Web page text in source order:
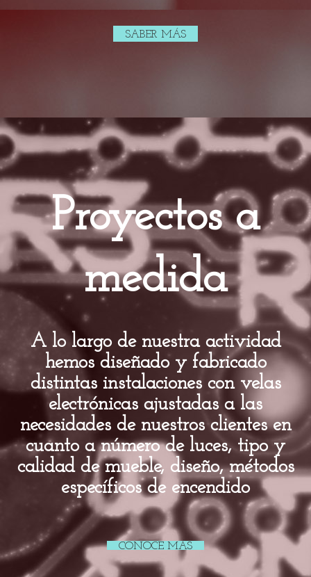
SABER MÁS
Proyectos a
medida
A lo largo de nuestra actividad
hemos diseñado y fabricado
distintas instalaciones con velas
electrónicas ajustadas a las
necesidades de nuestros clientes en
cuanto a número de luces, tipo y
calidad de mueble, diseño, métodos
específicos de encendido
CONOCE MÁS